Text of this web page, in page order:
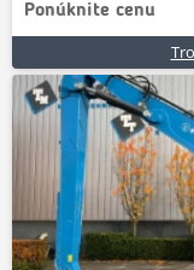
Ponúknite cenu